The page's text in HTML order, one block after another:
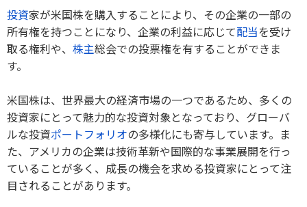
投資家が米国株を購入することにより、その企業の一部の
所有権を持つことになり、企業の利益に応じて配当を受け
取る権利や、 株主総会での投票権を有することができま
す。
米国株は、世界最大の経済市場の一つであるため、多くの
投資家にとって魅力的な投資対象となっており、グローバ
ルな投資ポートフォリオの多様化にも寄与しています。ま
た、アメリカの企業は技術革新や国際的な事業展開を行っ
ていることが多く、成長の機会を求める投資家にとって注
目されることがあります。